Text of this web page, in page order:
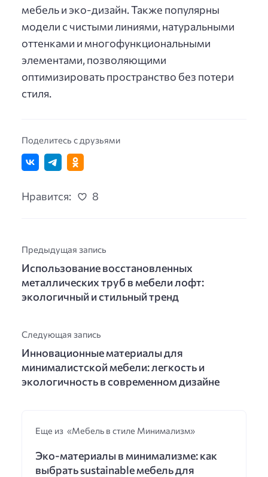
мебель и эко-дизайн. Также популярны
модели с чистыми линиями, натуральными
оттенками и многофункциональными
элементами, позволяющими
оптимизировать пространство без потери
стиля.
Поделитесь с друзьями
Нравится: 8
Предыдущая запись
Использование восстановленных
металлических труб в мебели лофт:
экологичный и стильный тренд
Следующая запись
Инновационные материалы для
минималистской мебели: легкость и
экологичность в современном дизайне
Еще из «Мебель в стиле Минимализм»
Эко-материалы в минимализме: как
выбрать sustainable мебель для